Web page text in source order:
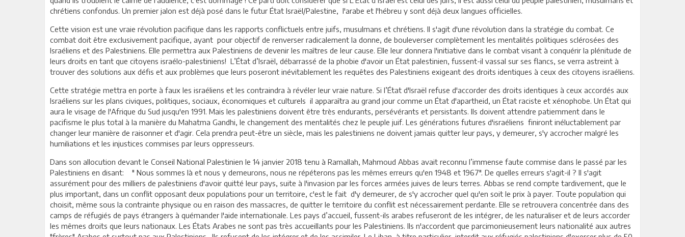
chrétiens confondus. Un premier jalon est déjà posé dans le futur État Israël/Palestine, l'arabe et l'hébreu y sont déjà deux langues officielles.
Cette vision est une vraie révolution pacifique dans les rapports conflictuels entre juifs, musulmans et chrétiens. Il s'agit d'une révolution dans la stratégie du combat. Ce
combat doit être exclusivement pacifique, ayant pour objectif de renverser radicalement la donne, de bouleverser complètement les mentalités politiques sclérosées des
Israéliens et des Palestiniens. Elle permettra aux Palestiniens de devenir les maîtres de leur cause. Elle leur donnera l'initiative dans le combat visant à conquérir la plénitude de
leurs droits en tant que citoyens israélo-palestiniens! L’État d’Israël, débarrassé de la phobie d'avoir un État palestinien, fussent-il vassal sur ses flancs, se verra astreint à
trouver des solutions aux défis et aux problèmes que leurs poseront inévitablement les requêtes des Palestiniens exigeant des droits identiques à ceux des citoyens israéliens.
Cette stratégie mettra en porte à faux les israéliens et les contraindra à révéler leur vraie nature. Si l’État d'Israël refuse d'accorder des droits identiques à ceux accordés aux
Israéliens sur les plans civiques, politiques, sociaux, économiques et culturels il apparaîtra au grand jour comme un État d'apartheid, un État raciste et xénophobe. Un État qui
aura le visage de l'Afrique du Sud jusqu'en 1991. Mais les palestiniens doivent être très endurants, persévérants et persistants. Ils doivent attendre patiemment dans le
pacifisme le plus total à la manière du Mahatma Gandhi, le changement des mentalités chez le peuple juif. Les générations futures d'israéliens finiront inéluctablement par
changer leur manière de raisonner et d'agir. Cela prendra peut-être un siècle, mais les palestiniens ne doivent jamais quitter leur pays, y demeurer, s'y accrocher malgré les
humiliations et les injustices commises par leurs oppresseurs.
Dans son allocution devant le Conseil National Palestinien le 14 janvier 2018 tenu à Ramallah, Mahmoud Abbas avait reconnu l’immense faute commise dans le passé par les
Palestiniens en disant: " Nous sommes là et nous y demeurons, nous ne répéterons pas les mêmes erreurs qu'en 1948 et 1967". De quelles erreurs s'agit-il ? Il s'agit
assurément pour des milliers de palestiniens d'avoir quitté leur pays, suite à l'invasion par les forces armées juives de leurs terres. Abbas se rend compte tardivement, que le
plus important, dans un conflit opposant deux populations pour un territoire, c'est le fait d'y demeurer, de s'y accrocher quel qu'en soit le prix à payer. Toute population qui
choisit, même sous la contrainte physique ou en raison des massacres, de quitter le territoire du conflit est nécessairement perdante. Elle se retrouvera concentrée dans des
camps de réfugiés de pays étrangers à quémander l'aide internationale. Les pays d’accueil, fussent-ils arabes refuseront de les intégrer, de les naturaliser et de leurs accorder
les mêmes droits que leurs nationaux. Les États Arabes ne sont pas très accueillants pour les Palestiniens. Ils n'accordent que parcimonieusement leurs nationalité aux autres